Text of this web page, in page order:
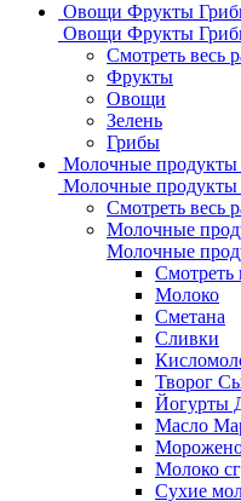
Овощи Фрукты
Овощи Фрукты
Смотреть весь
Фрукты
Овощи
Зелень
Грибы
Молочные
Молочные
Смотреть весь
Молочные
Молочные
Смотреть
Молоко
Сметана
Сливки
Творог
Йогурты
Масло
Молоко
Сухие